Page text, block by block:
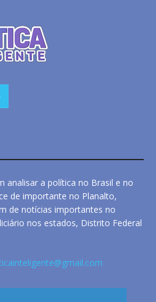
analisar a política no Brasil e no
de importante no Planalto,
de notícias importantes no
nos estados, Distrito Federal